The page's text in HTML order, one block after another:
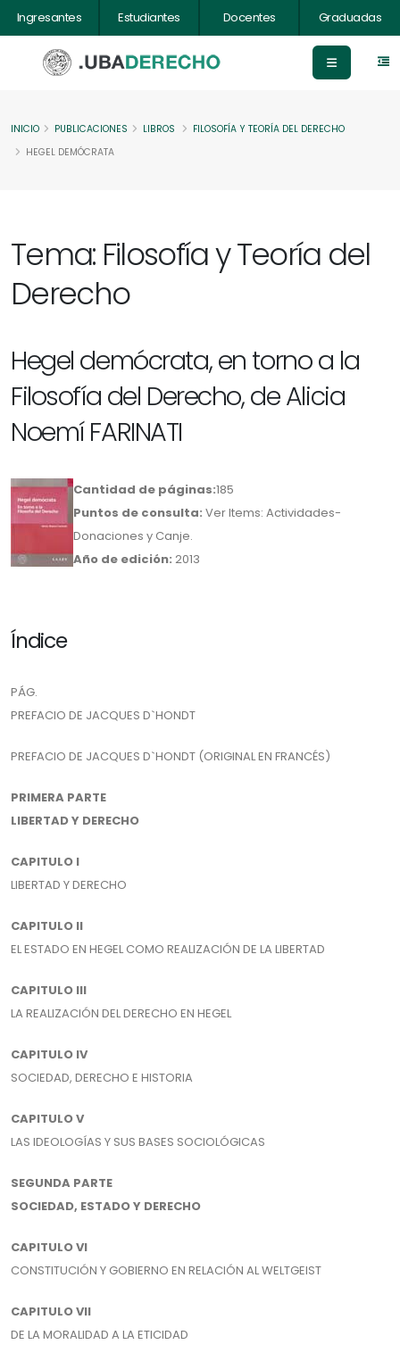
Ingresantes Estudiantes Docentes Graduadas
INICIO PUBLICACIONES LIBROS
FILOSOFÍA Y TEORÍA DEL DERECHO
HEGEL DEMÓCRATA
Tema: Filosofía y Teoría del
Derecho
Hegel demócrata, en torno a la
Filosofía del Derecho, de Alicia
Noemí FARINATI
Cantidad de páginas:185
Puntos de consulta: Ver Items: Actividades-
Donaciones y Canje.
Año de edición: 2013
Índice
PÁG.
PREFACIO DE JACQUES D`HONDT
PREFACIO DE JACQUES D`HONDT (ORIGINAL EN FRANCÉS)
PRIMERA PARTE
LIBERTAD Y DERECHO
CAPITULO I
LIBERTAD Y DERECHO
CAPITULO II
EL ESTADO EN HEGEL COMO REALIZACIÓN DE LA LIBERTAD
CAPITULO III
LA REALIZACIÓN DEL DERECHO EN HEGEL
CAPITULO IV
SOCIEDAD, DERECHO E HISTORIA
CAPITULO V
LAS IDEOLOGÍAS Y SUS BASES SOCIOLÓGICAS
SEGUNDA PARTE
SOCIEDAD, ESTADO Y DERECHO
CAPITULO VI
CONSTITUCIÓN Y GOBIERNO EN RELACIÓN AL WELTGEIST
CAPITULO VII
DE LA MORALIDAD A LA ETICIDAD